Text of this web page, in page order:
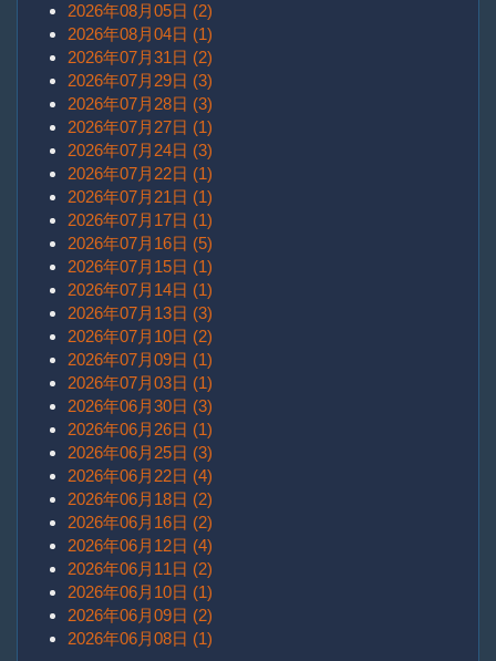
2026年08月05日 (2)
2026年08月04日 (1)
2026年07月31日 (2)
2026年07月29日 (3)
2026年07月28日 (3)
2026年07月27日 (1)
2026年07月24日 (3)
2026年07月22日 (1)
2026年07月21日 (1)
2026年07月17日 (1)
2026年07月16日 (5)
2026年07月15日 (1)
2026年07月14日 (1)
2026年07月13日 (3)
2026年07月10日 (2)
2026年07月09日 (1)
2026年07月03日 (1)
2026年06月30日 (3)
2026年06月26日 (1)
2026年06月25日 (3)
2026年06月22日 (4)
2026年06月18日 (2)
2026年06月16日 (2)
2026年06月12日 (4)
2026年06月11日 (2)
2026年06月10日 (1)
2026年06月09日 (2)
2026年06月08日 (1)